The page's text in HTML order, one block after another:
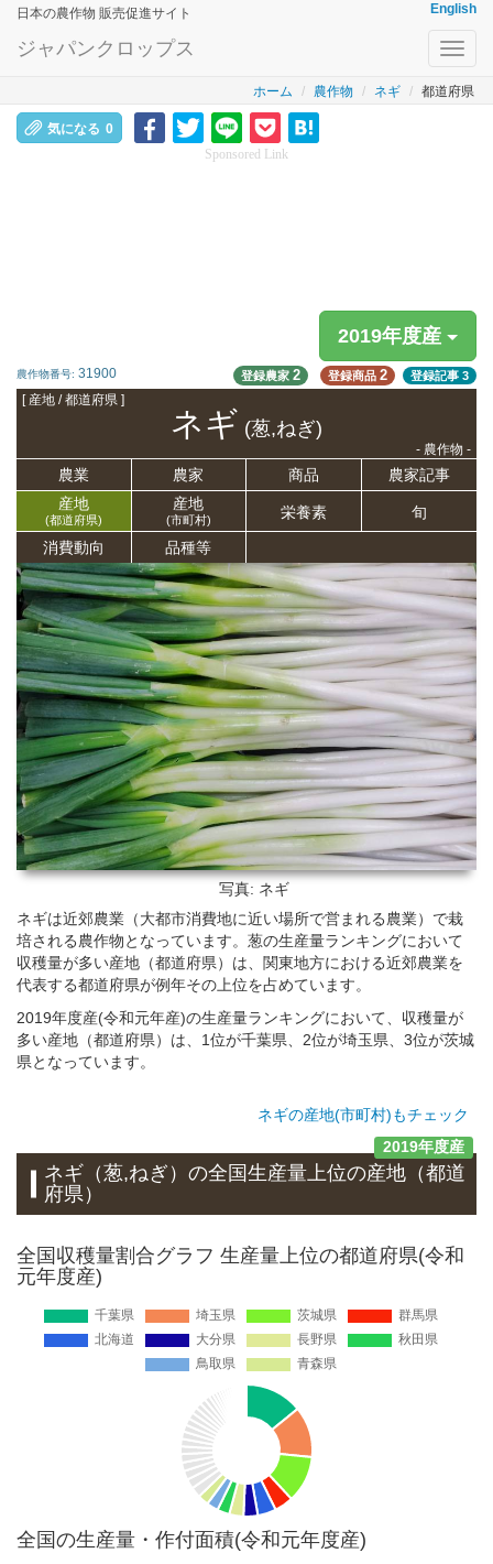
日本の農作物 販売促進サイト English
ジャパンクロップス
ホーム 農作物 ネギ 都道府県
気になる 0
Sponsored Link
2019年度産
農作物番号: 31900 登録農家2 登録商品 2 登録記事 3
[ 産地 / 都道府県 ]
ネギ (葱,ねぎ)
- 農作物 -
農業 農家 商品
農家記事
産地
(都道府県)
産地
(市町村) 栄養素 旬
消費動向 品種等
写真: ネギ
ネギは近郊農業（大都市消費地に近い場所で営まれる農業）で栽
培される農作物となっています。葱の生産量ランキングにおいて
収穫量が多い産地（都道府県）は、関東地方における近郊農業を
代表する都道府県が例年その上位を占めています。
2019年度産(令和元年産)の生産量ランキングにおいて、収穫量が
多い産地（都道府県）は、1位が千葉県、2位が埼玉県、3位が茨城
県となっています。
ネギの産地(市町村)もチェック
2019年度産
ネギ（葱,ねぎ）の全国生産量上位の産地 （都道
府県）
全国収穫量割合グラフ 生産量上位の都道府県(令和
元年度産)
全国の生産量・作付面積(令和元年度産)